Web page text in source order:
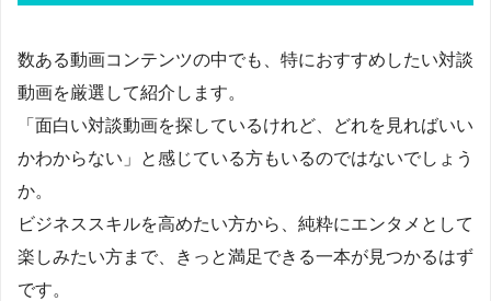
数ある動画コンテンツの中でも、特におすすめしたい対談
動画を厳選して紹介します。
「面白い対談動画を探しているけれど、どれを見ればいい
かわからない」と感じている方もいるのではないでしょう
か。
ビジネススキルを高めたい方から、純粋にエンタメとして
楽しみたい方まで、きっと満足できる一本が見つかるはず
です。